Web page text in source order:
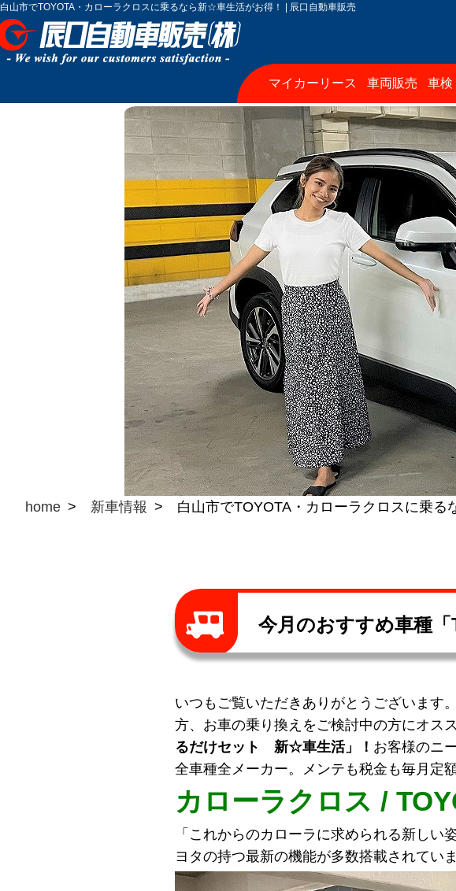
白山市でTOYOTA・カローラクロスに乗るなら新☆車生活がお得！ | 辰口自動車販売
マイカーリース 車両販売 車検
home 新車情報 白山市でTOYOTA・カローラクロスに乗る
今月のおすすめ車種「
いつもご覧いただきありがとうございます
方、お車の乗り換えをご検討中の方にオス
るだけセット 新☆車生活」！ お客様のニ
全車種全メーカー。メンテも税金も毎月定
カローラクロス /
「これからのカローラに求められる新し
ヨタの持つ最新の機能が多数搭載されてい